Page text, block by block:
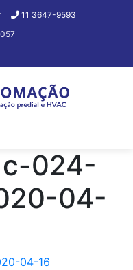
11 3647-9593
024-
04-
04-16